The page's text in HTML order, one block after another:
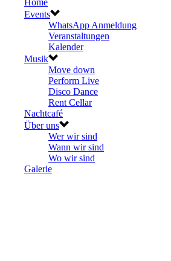
Events
WhatsApp Anmeldung
Veranstaltungen
Kalender
Musik
Move down
Perform Live
Disco Dance
Rent Cellar
Nachtcafé
Über uns
Wer wir sind
Wann wir sind
Wo wir sind
Galerie